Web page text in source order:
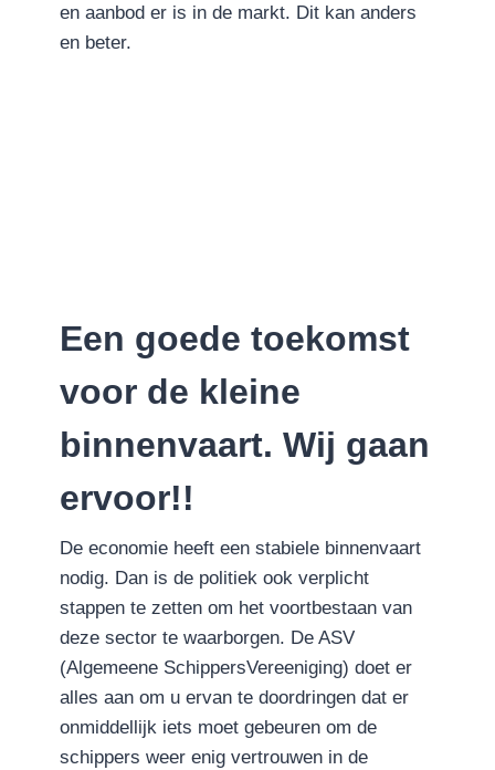
en aanbod er is in de markt. Dit kan anders
en beter.
Een goede toekomst
voor de kleine
binnenvaart. Wij gaan
ervoor!!
De economie heeft een stabiele binnenvaart
nodig. Dan is de politiek ook verplicht
stappen te zetten om het voortbestaan van
deze sector te waarborgen. De ASV
(Algemeene SchippersVereeniging) doet er
alles aan om u ervan te doordringen dat er
onmiddellijk iets moet gebeuren om de
schippers weer enig vertrouwen in de